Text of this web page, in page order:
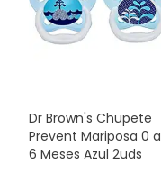
Dr Brown's Chupete
Prevent Mariposa 0 a
6 Meses Azul 2uds